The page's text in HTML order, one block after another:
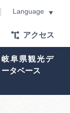
Language
アクセス
岐阜県観光デ
ータベース